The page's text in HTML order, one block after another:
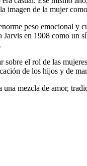
imagen de la mujer
peso emocional
en 1908 como un
el rol de las
de los hijos y de
mezcla de amor,